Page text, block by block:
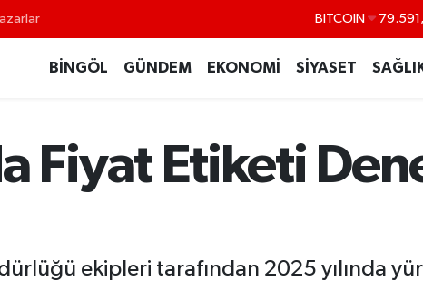
DOLAR
BİST100
BITCOIN
BİNGÖL GÜNDEM EKONOMİ SİYASET
Fiyat Etiketi
ekipleri tarafından 2025 yılında